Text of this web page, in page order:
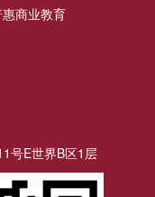
商业教育
号E世界B区1层